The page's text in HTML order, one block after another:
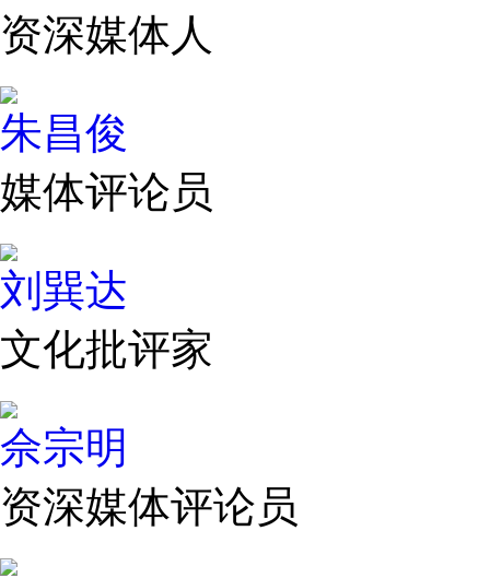
资深媒体人
朱昌俊
媒体评论员
刘巽达
文化批评家
佘宗明
资深媒体评论员